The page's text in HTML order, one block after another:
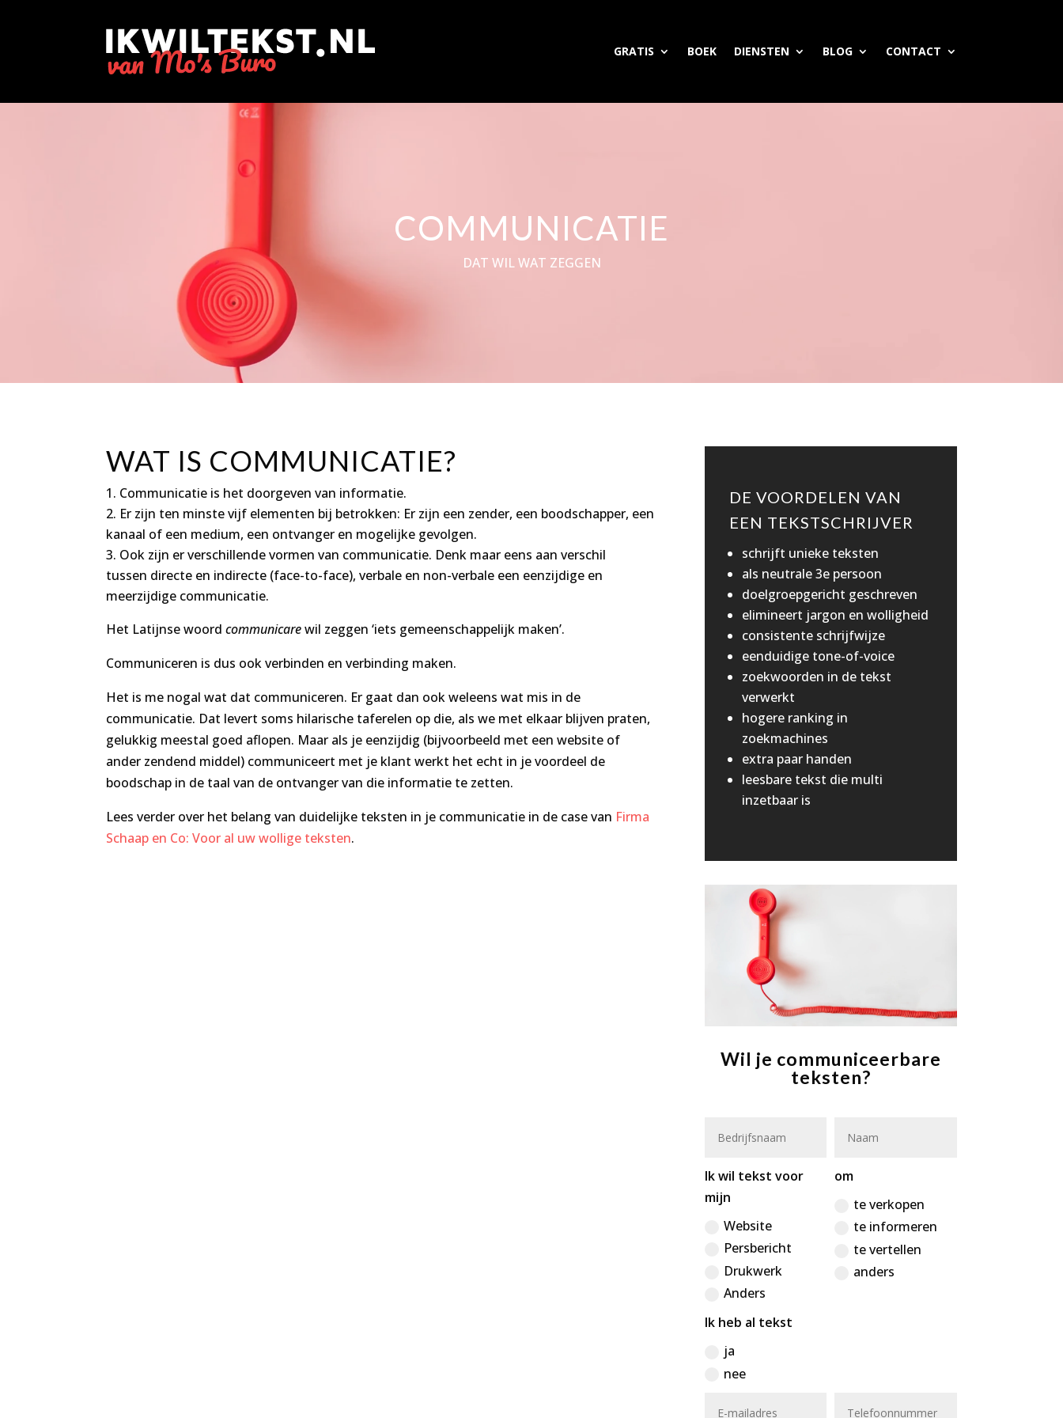
GRATIS BOEK DIENSTEN BLOG CONTACT
COMMUNICATIE
DAT WIL WAT ZEGGEN
WAT IS COMMUNICATIE?
Communicatie is het doorgeven van informatie.
Er zijn ten minste vijf elementen bij betrokken: Er zijn een zender, een boodschapper, een
kanaal of een medium, een ontvanger en mogelijke gevolgen.
Ook zijn er verschillende vormen van communicatie. Denk maar eens aan verschil
tussen directe en indirecte (face-to-face), verbale en non-verbale een eenzijdige en
meerzijdige communicatie.
Het Latijnse woordcommunicarewil zeggen ‘iets gemeenschappelijk maken’.
Communiceren is dus ook verbinden en verbinding maken.
Het is me nogal wat dat communiceren. Er gaat dan ook weleens wat mis in de
communicatie. Dat levert soms hilarische taferelen op die, als we met elkaar blijven praten,
gelukkig meestal goed aflopen. Maar als je eenzijdig (bijvoorbeeld met een website of
ander zendend middel) communiceert met je klant werkt het echt in je voordeel de
boodschap in de taal van de ontvanger van die informatie te zetten.
Lees verder over het belang van duidelijke teksten in je communicatie in de case van Firma
Schaap en Co: Voor al uw wollige teksten.
DE VOORDELEN VAN
EEN TEKSTSCHRIJVER
schrijft unieke teksten
als neutrale 3e persoon
doelgroepgericht geschreven
elimineert jargon en wolligheid
consistente schrijfwijze
eenduidige tone-of-voice
zoekwoorden in de tekst
verwerkt
hogere ranking in
zoekmachines
extra paar handen
leesbare tekst die multi
inzetbaar is
Wil je communiceerbare
teksten?
Ik wil tekst voor
mijn
Website
Persbericht
Drukwerk
Anders
om
te verkopen
te informeren
te vertellen
anders
Ik heb al tekst
ja
nee